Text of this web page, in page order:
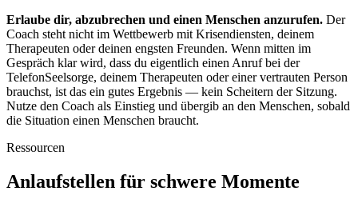
Erlaube dir, abzubrechen und einen Menschen anzurufen. Der
Coach steht nicht im Wettbewerb mit Krisendiensten, deinem
Therapeuten oder deinen engsten Freunden. Wenn mitten im
Gespräch klar wird, dass du eigentlich einen Anruf bei der
TelefonSeelsorge, deinem Therapeuten oder einer vertrauten Person
brauchst, ist das ein gutes Ergebnis — kein Scheitern der Sitzung.
Nutze den Coach als Einstieg und übergib an den Menschen, sobald
die Situation einen Menschen braucht.
Ressourcen
Anlaufstellen für schwere Momente